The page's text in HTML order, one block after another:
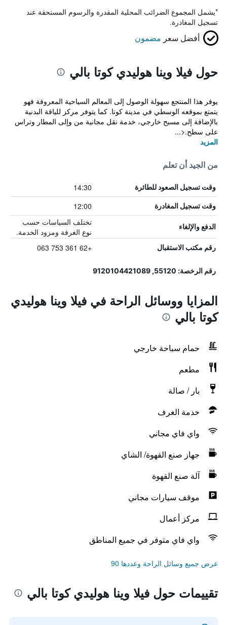
*يشمل المجموع الضرائب المحلية المقدرة والرسوم المستحقة عند
تسجيل المغادرة.
أفضل سعر مضمون
حول فيلا وينا هوليدي كوتا بالي
يوفر هذا المنتجع سهولة الوصول إلى المعالم السياحية المعروفة فهو
يتمتع بموقعه الوسطي في مدينة كوتا. كما يتوفر مركز للياقة البدنية
بالإضافة إلى مسبح خارجي، خدمة نقل مجانية من وإلى المطار وتراس
على سطح.<...
المزيد
من الجيد أن تعلم
وقت تسجيل الصعود للطائرة 14:30
وقت تسجيل المغادرة 12:00
الدفع والإلغاء
تختلف السياسات حسب
نوع الغرفة ومزود الخدمة.
رقم مكتب الاستقبال +62 361 753 063
رقم الرخصة: 55120, 9120104421089
المزايا ووسائل الراحة في فيلا وينا هوليدي
كوتا بالي
حمام سباحة خارجي
مطعم
بار / صالة
خدمة الغرف
واي فاي مجاني
جهاز صنع القهوة/ الشاي
آلة صنع القهوة
موقف سيارات مجاني
مركز أعمال
واي فاي متوفر في جميع المناطق
عرض جميع وسائل الراحة وعددها 90
تقييمات حول فيلا وينا هوليدي كوتا بالي